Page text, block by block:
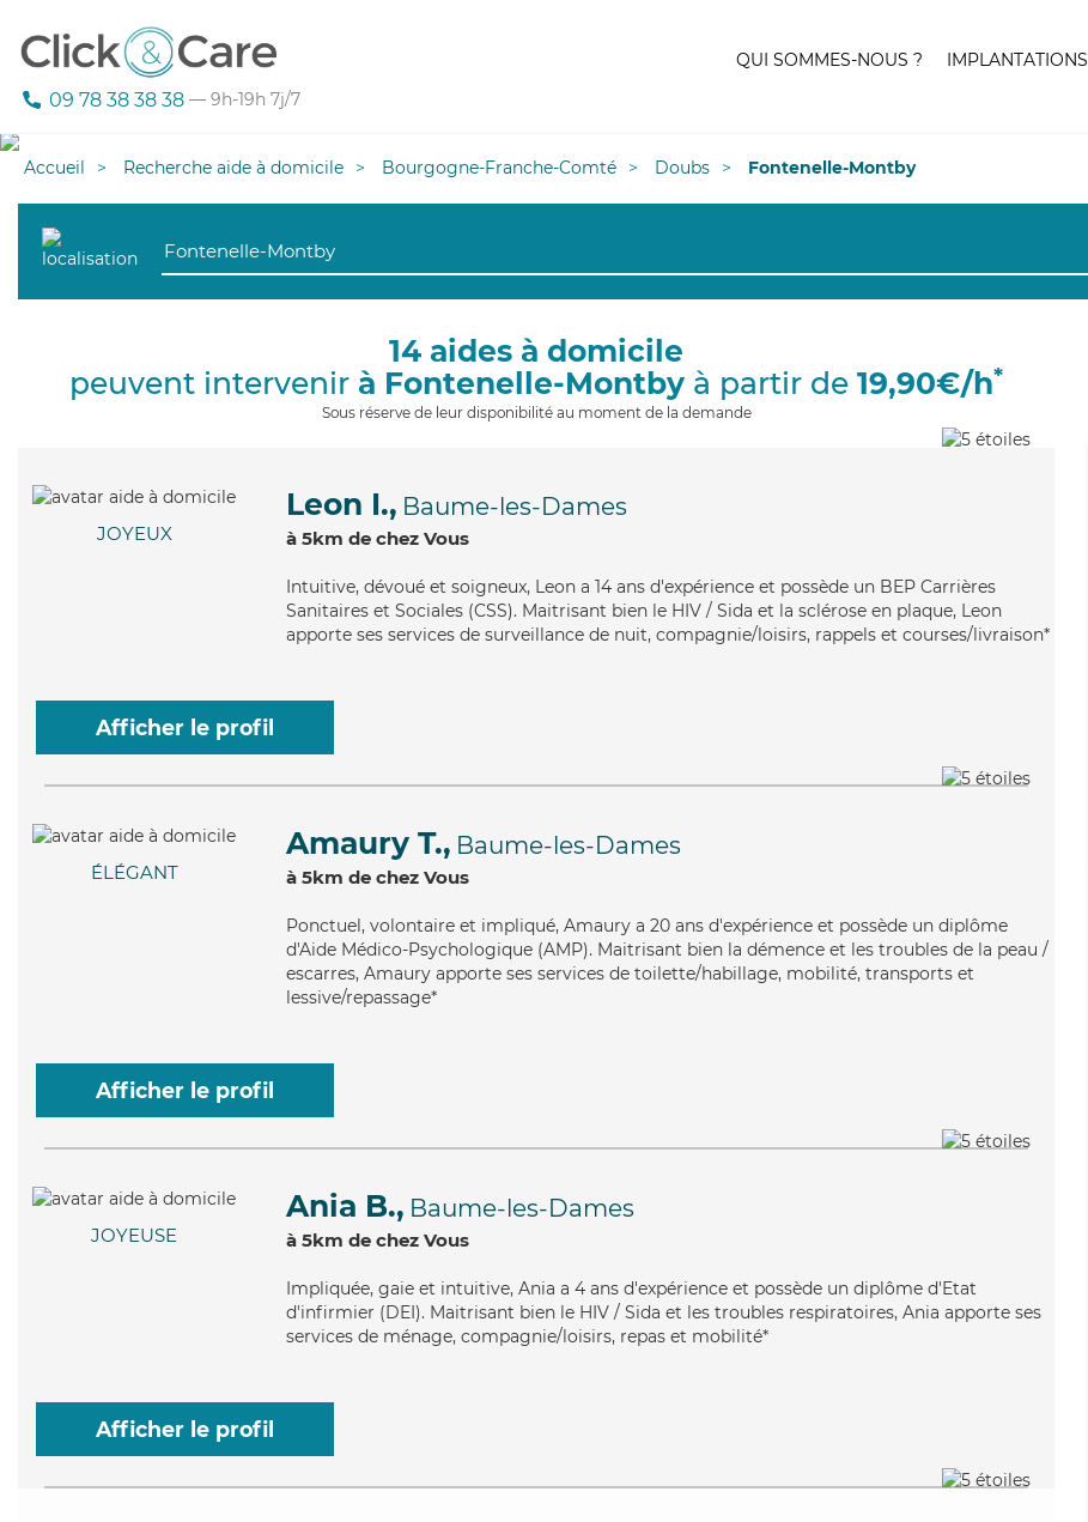
09 78 38 38 38 — 9h-19h 7j/7
QUI SOMMES-NOUS ? IMPLANTATIONS
Accueil Recherche aide à domicile Bourgogne-Franche-Comté Doubs Fontenelle-Montby
14 aides à domicile
peuvent intervenir à Fontenelle-Montby à partir de 19,90€/h*
Sous réserve de leur disponibilité au moment de la demande
JOYEUX
Leon I., Baume-les-Dames
à 5km de chez Vous
Intuitive, dévoué et soigneux, Leon a 14 ans d'expérience et possède un BEP Carrières
Sanitaires et Sociales (CSS). Maitrisant bien le HIV / Sida et la sclérose en plaque, Leon
apporte ses services de surveillance de nuit, compagnie/loisirs, rappels et courses/livraison*
Afficher le profil
ÉLÉGANT
Amaury T., Baume-les-Dames
à 5km de chez Vous
Ponctuel, volontaire et impliqué, Amaury a 20 ans d'expérience et possède un diplôme
d'Aide Médico-Psychologique (AMP). Maitrisant bien la démence et les troubles de la peau /
escarres, Amaury apporte ses services de toilette/habillage, mobilité, transports et
lessive/repassage*
Afficher le profil
JOYEUSE
Ania B., Baume-les-Dames
à 5km de chez Vous
Impliquée, gaie et intuitive, Ania a 4 ans d'expérience et possède un diplôme d'Etat
d'infirmier (DEI). Maitrisant bien le HIV / Sida et les troubles respiratoires, Ania apporte ses
services de ménage, compagnie/loisirs, repas et mobilité*
Afficher le profil